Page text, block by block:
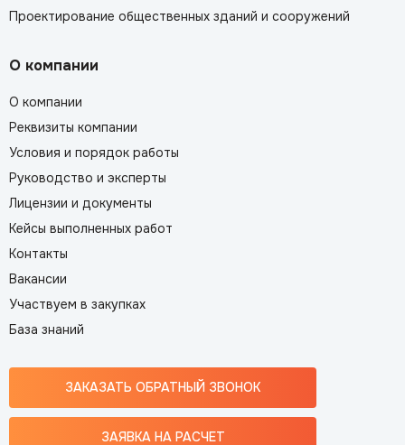
Проектирование общественных зданий и сооружений
О компании
О компании
Реквизиты компании
Условия и порядок работы
Руководство и эксперты
Лицензии и документы
Кейсы выполненных работ
Контакты
Вакансии
Участвуем в закупках
База знаний
ЗАКАЗАТЬ ОБРАТНЫЙ ЗВОНОК
ЗАЯВКА НА РАСЧЕТ